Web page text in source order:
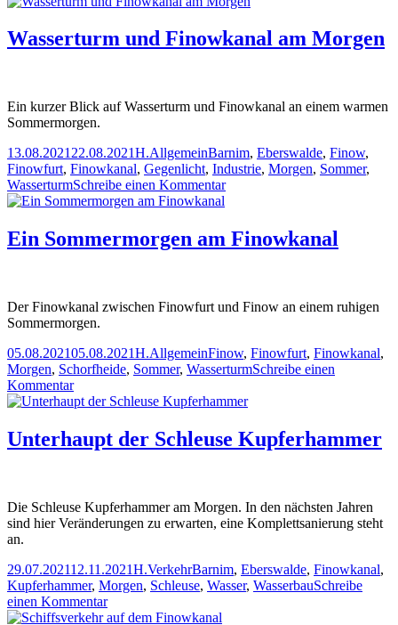
der
Papierfabrik
Wasserturm und Finowkanal am Morgen
Ein kurzer Blick auf Wasserturm und Finowkanal an einem warmen
Sommermorgen.
Veröffentlicht
am
13.08.2021 22.08.2021Autor
H.Kategorien
AllgemeinSchlagwörter
Barnim, Eberswalde, Finow,
Finowfurt, Finowkanal, Gegenlicht, Industrie, Morgen, Sommer,
WasserturmSchreibe einen Kommentarzu
Finowkanal
am
Ein Sommermorgen am Finowkanal
Der Finowkanal zwischen Finowfurt und Finow an einem ruhigen
Sommermorgen.
Veröffentlicht
am
05.08.202105.08.2021Autor
H.Kategorien
AllgemeinSchlagwörter
Finow, Finowfurt, Finowkanal,
Morgen, Schorfheide, Sommer, WasserturmSchreibe einen
Kommentarzu
Ein
Finowkanal
Unterhaupt der Schleuse Kupferhammer
Die Schleuse Kupferhammer am Morgen. In den nächsten Jahren
sind hier Veränderungen zu erwarten, eine Komplettsanierung steht
an.
Veröffentlicht
am
29.07.202112.11.2021Autor
H.Kategorien
VerkehrSchlagwörter
Barnim, Eberswalde, Finowkanal,
Kupferhammer, Morgen, Schleuse, Wasser, WasserbauSchreibe
einen Kommentarzu
Unterhaupt